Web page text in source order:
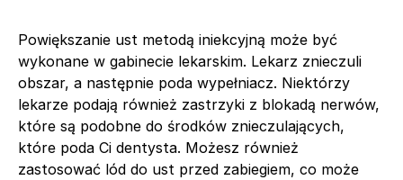
Powiększanie ust metodą iniekcyjną może być
wykonane w gabinecie lekarskim. Lekarz znieczuli
obszar, a następnie poda wypełniacz. Niektórzy
lekarze podają również zastrzyki z blokadą nerwów,
które są podobne do środków znieczulających,
które poda Ci dentysta. Możesz również
zastosować lód do ust przed zabiegiem, co może